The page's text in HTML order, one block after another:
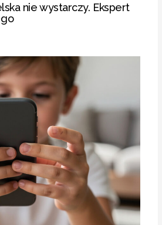
nie wystarczy. Ekspert